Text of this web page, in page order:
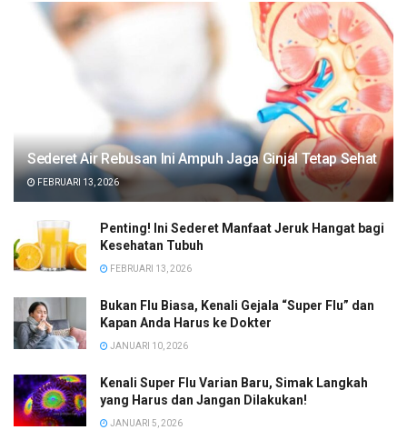
Sederet Air Rebusan Ini Ampuh Jaga Ginjal Tetap Sehat
FEBRUARI 13, 2026
Penting! Ini Sederet Manfaat Jeruk Hangat bagi
Kesehatan Tubuh
FEBRUARI 13, 2026
Bukan Flu Biasa, Kenali Gejala “Super Flu” dan
Kapan Anda Harus ke Dokter
JANUARI 10, 2026
Kenali Super Flu Varian Baru, Simak Langkah
yang Harus dan Jangan Dilakukan!
JANUARI 5, 2026